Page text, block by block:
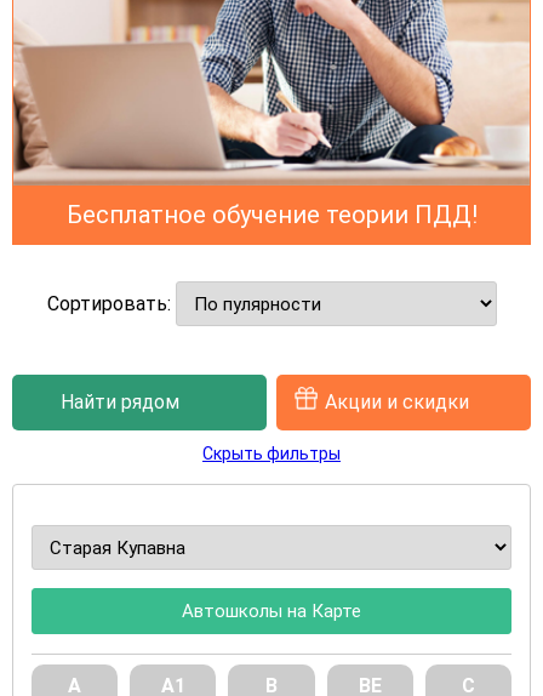
Бесплатное обучение теории ПДД!
Сортировать:
Найти рядом Акции и скидки
Скрыть фильтры
Автошколы на Карте
А А1 В ВE С